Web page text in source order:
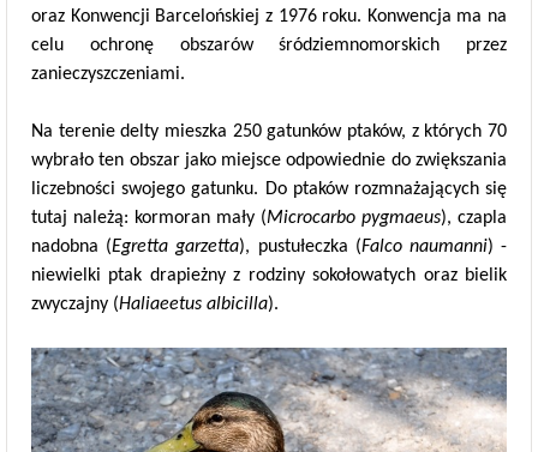
oraz Konwencji Barcelońskiej z 1976 roku. Konwencja ma na
celu ochronę obszarów śródziemnomorskich przez
zanieczyszczeniami.
Na terenie delty mieszka 250 gatunków ptaków, z których 70
wybrało ten obszar jako miejsce odpowiednie do zwiększania
liczebności swojego gatunku. Do ptaków rozmnażających się
tutaj należą: kormoran mały (Microcarbo pygmaeus), czapla
nadobna (Egretta garzetta), pustułeczka (Falco naumanni) -
niewielki ptak drapieżny z rodziny sokołowatych oraz bielik
zwyczajny (Haliaeetus albicilla).